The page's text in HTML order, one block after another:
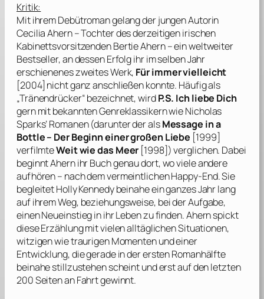
Kritik:
Mit ihrem Debütroman gelang der jungen Autorin
Cecilia Ahern– Tochter des derzeitigen irischen
KabinettsvorsitzendenBertie Ahern– ein weltweiter
Bestseller, an dessen Erfolg ihr im selben Jahr
erschienenes zweites Werk, Für immer vielleicht
[2004] nicht ganz anschließen konnte. Häufig als
„Tränendrücker“ bezeichnet, wirdP.S. Ich liebe Dich
gern mit bekannten Genreklassikern wieNicholas
Sparks’Romanen (darunter der alsMessage in a
Bottle – Der Beginn einer großen Liebe [1999]
verfilmteWeit wie das Meer [1998]) verglichen. Dabei
beginntAhernihr Buch genau dort, wo viele andere
aufhören – nach dem vermeintlichen Happy-End. Sie
begleitet Holly Kennedy beinahe ein ganzes Jahr lang
auf ihrem Weg, beziehungsweise, bei der Aufgabe,
einen Neueinstieg in ihr Leben zu finden.Ahernspickt
diese Erzählung mit vielen alltäglichen Situationen,
witzigen wie traurigen Momenten und einer
Entwicklung, die gerade in der ersten Romanhälfte
beinahe stillzustehen scheint und erst auf den letzten
200 Seiten an Fahrt gewinnt.